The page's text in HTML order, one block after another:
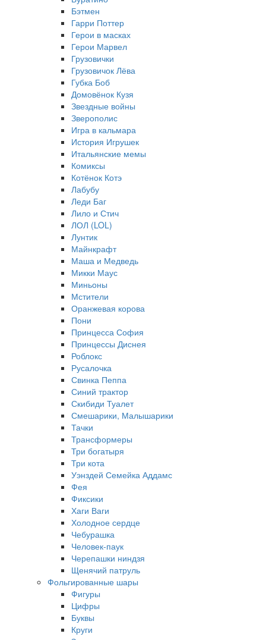
Бэтмен
Гарри Поттер
Герои в масках
Герои Марвел
Грузовички
Грузовичок Лёва
Губка Боб
Домовёнок Кузя
Звездные войны
Зверополис
Игра в кальмара
История Игрушек
Итальянские мемы
Комиксы
Котёнок Котэ
Лабубу
Леди Баг
Лило и Стич
ЛОЛ (LOL)
Лунтик
Майнкрафт
Маша и Медведь
Микки Маус
Миньоны
Мстители
Оранжевая корова
Пони
Принцесса София
Принцессы Диснея
Роблокс
Русалочка
Свинка Пеппа
Синий трактор
Скибиди Туалет
Смешарики, Малышарики
Тачки
Трансформеры
Три богатыря
Три кота
Уэнздей Семейка Аддамс
Фея
Фиксики
Хаги Ваги
Холодное сердце
Чебурашка
Человек-паук
Черепашки ниндзя
Щенячий патруль
Фольгированные шары
Фигуры
Цифры
Буквы
Круги